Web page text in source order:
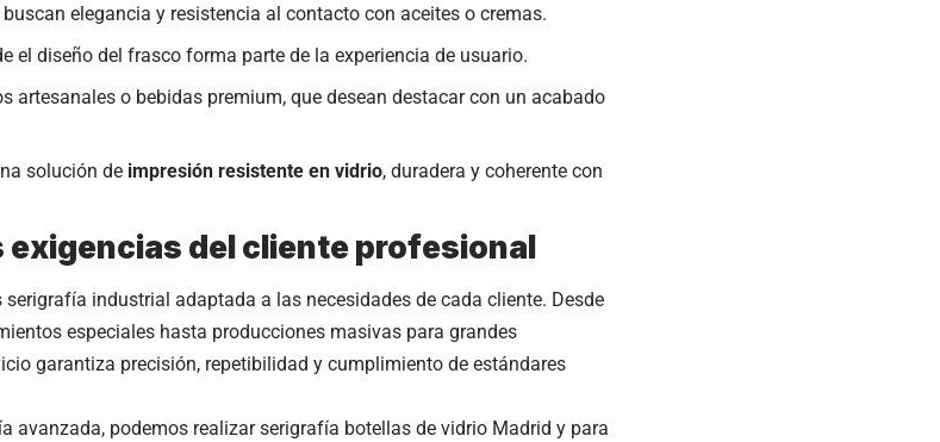
elegancia y resistencia al contacto con aceites o cremas.
el diseño del frasco forma parte de la experiencia de usuario.
artesanales o bebidas premium, que desean destacar con un acabado
solución de impresión resistente en vidrio, duradera y coherente con
exigencias del cliente profesional
serigrafía industrial adaptada a las necesidades de cada cliente. Desde
especiales hasta producciones masivas para grandes
garantiza precisión, repetibilidad y cumplimiento de estándares
avanzada, podemos realizar serigrafía botellas de vidrio Madrid y para